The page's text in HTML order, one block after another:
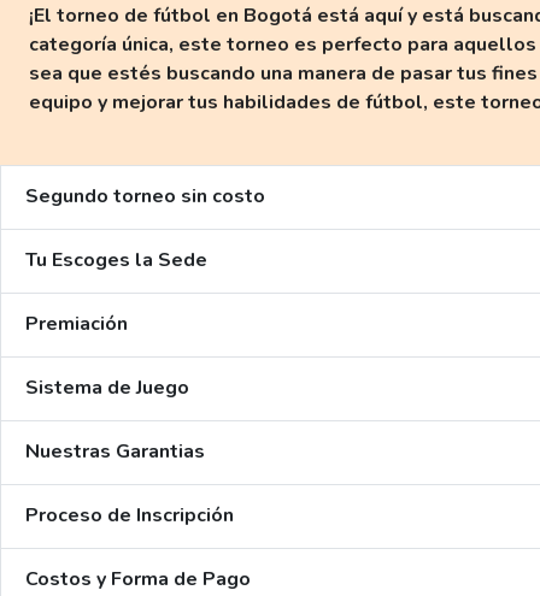
¡El torneo de fútbol en Bogotá está aquí y está
categoría única, este torneo es perfecto para
sea que estés buscando una manera de pasar tus
equipo y mejorar tus habilidades de fútbol, este
Segundo torneo sin costo
Tu Escoges la Sede
Premiación
Sistema de Juego
Nuestras Garantias
Proceso de Inscripción
Costos y Forma de Pago